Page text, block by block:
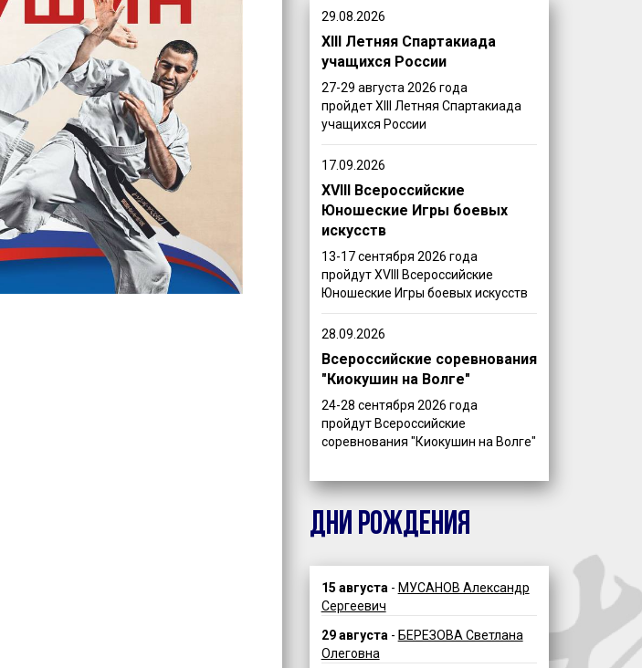
29.08.2026
XIII Летняя Спартакиада
учащихся России
27-29 августа 2026 года
пройдет XIII Летняя Спартакиада
учащихся России
17.09.2026
XVIII Всероссийские
Юношеские Игры боевых
искусств
13-17 сентября 2026 года
пройдут XVIII Всероссийские
Юношеские Игры боевых искусств
28.09.2026
Всероссийские соревнования
"Киокушин на Волге"
24-28 сентября 2026 года
пройдут Всероссийские
соревнования "Киокушин на Волге"
ДНИ РОЖДЕНИЯ
15 августа - МУСАНОВ Александр
Сергеевич
29 августа- БЕРЕЗОВА Светлана
Олеговна